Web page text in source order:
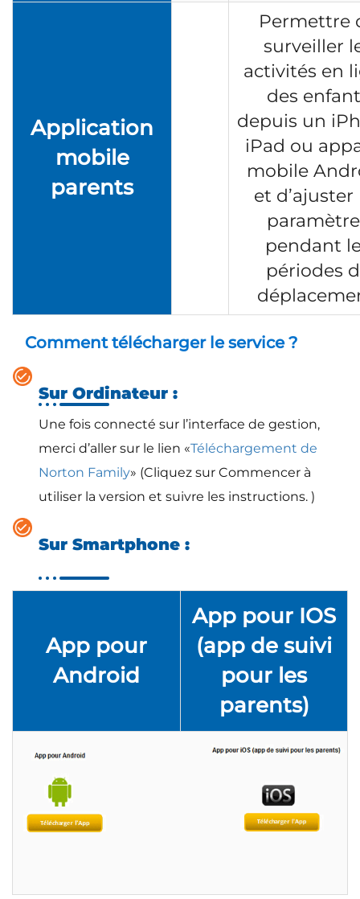
Application
mobile
parents
Permettre
surveiller
activités en
des
depuis un
iPad ou
mobile
et d’ajuster
pendant
périodes
Comment télécharger le service ?
Sur Ordinateur :
Une fois connecté sur l’interface de gestion,
merci d’aller sur le lien «Téléchargement de
Norton Family» (Cliquez sur Commencer à
utiliser la version et suivre les instructions. )
Sur Smartphone :
App pour
Android
App pour IOS
(app de suivi
pour les
parents)